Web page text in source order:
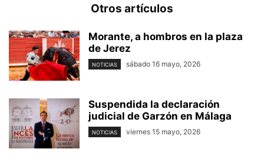
Otros artículos
Morante, a hombros en la plaza
de Jerez
NOTICIAS sábado 16 mayo, 2026
Suspendida la declaración
judicial de Garzón en Málaga
NOTICIAS viernes 15 mayo, 2026